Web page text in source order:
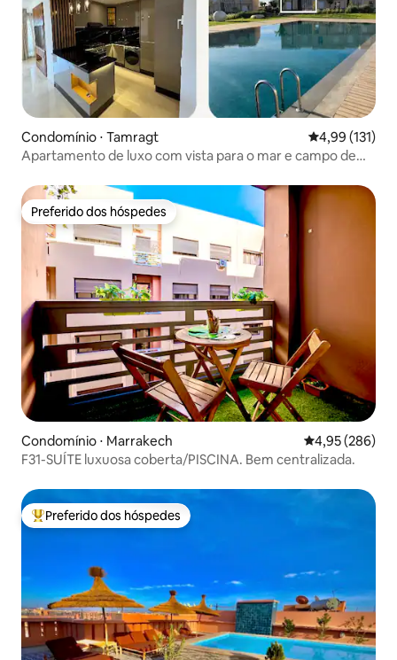
Condomínio ⋅ Tamragt 4,99 de uma
4,99 (131)
Apartamento de luxo com vista para o mar e campo de
Preferido dos hóspedes
Preferido dos hóspedes
Condomínio ⋅ Marrakech 4,95 de uma
4,95 (286)
F31-SUÍTE luxuosa coberta/PISCINA. Bem centralizada.
Entre os melhores preferidos dos hóspedes
Preferido dos hóspedes